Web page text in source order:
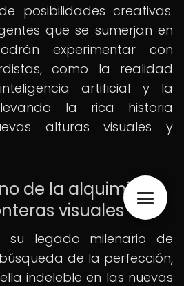
posibilidades creativas.
que se sumerjan en
experimentar con
como la realidad
artificial y la
la rica historia
alturas visuales y
de la alquimia en
visuales
su legado milenario de
de la perfección,
indeleble en las nuevas